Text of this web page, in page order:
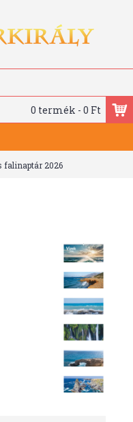
0 termék - 0 Ft
falinaptár 2026